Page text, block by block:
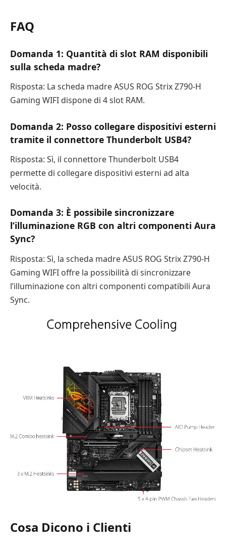
FAQ
Domanda 1: Quantità di slot RAM disponibili
sulla scheda madre?
Risposta: La scheda madre ASUS ROG Strix Z790-H
Gaming WIFI dispone di 4 slot RAM.
Domanda 2: Posso collegare dispositivi esterni
tramite il connettore Thunderbolt USB4?
Risposta: Sì, il connettore Thunderbolt USB4
permette di collegare dispositivi esterni ad alta
velocità.
Domanda 3: È possibile sincronizzare
l’illuminazione RGB con altri componenti Aura
Sync?
Risposta: Sì, la scheda madre ASUS ROG Strix Z790-H
Gaming WIFI offre la possibilità di sincronizzare
l’illuminazione con altri componenti compatibili Aura
Sync.
Cosa Dicono i Clienti